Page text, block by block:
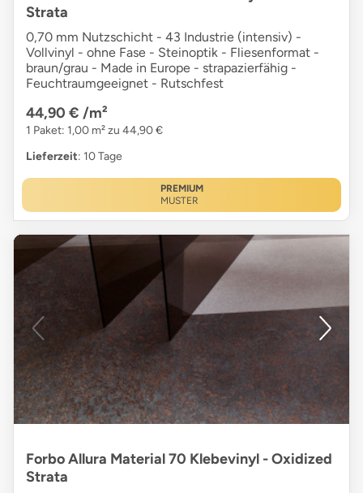
Strata
0,70 mm Nutzschicht - 43 Industrie (intensiv) -
Vollvinyl - ohne Fase - Steinoptik - Fliesenformat -
braun/grau - Made in Europe - strapazierfähig -
Feuchtraumgeeignet - Rutschfest
44,90 € /m²
1 Paket: 1,00 m² zu 44,90 €
Lieferzeit: 10 Tage
PREMIUM
MUSTER
Forbo Allura Material 70 Klebevinyl - Oxidized
Strata